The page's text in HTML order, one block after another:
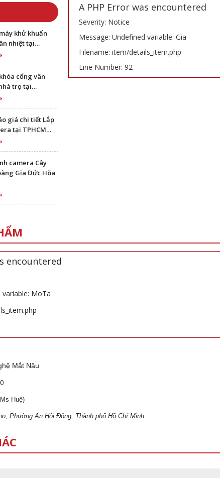
khử khuẩn
nhiệt tại…
cổng vân
trọ tại…
giá chi tiết Lắp
tại TPHCM…
camera Cây
Gia Đức Hòa
A PHP Error was encountered
Severity: Notice
Message: Undefined variable: Gia
Filename: item/details_item.php
Line Number: 92
encountered
variable: MoTa
Mắt Nâu
Huệ)
Phường An Hội Đông, Thành phố Hồ Chí Minh